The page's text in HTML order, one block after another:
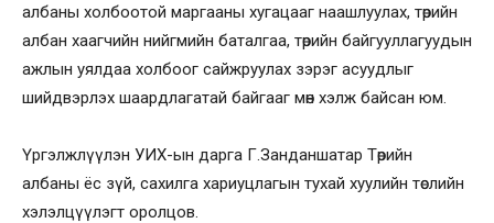
албаны холбоотой маргааны хугацааг наашлуулах, төрийн
албан хаагчийн нийгмийн баталгаа, төрийн байгууллагуудын
ажлын уялдаа холбоог сайжруулах зэрэг асуудлыг
шийдвэрлэх шаардлагатай байгааг мөн хэлж байсан юм.
Үргэлжлүүлэн УИХ-ын дарга Г.Занданшатар Төрийн
албаны ёс зүй, сахилга хариуцлагын тухай хуулийн төслийн
хэлэлцүүлэгт оролцов.